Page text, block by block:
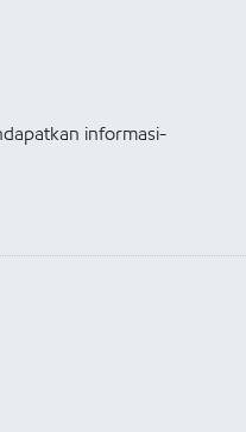
informasi-